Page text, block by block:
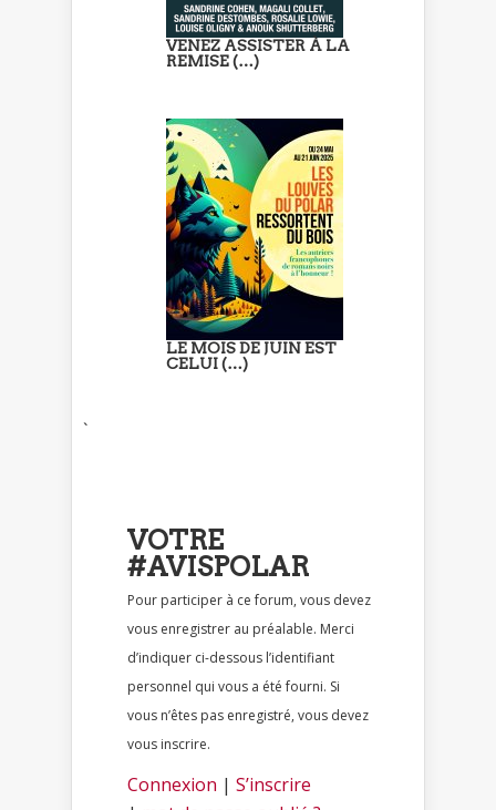
VENEZ ASSISTER À LA
REMISE (…)
LE MOIS DE JUIN EST
CELUI (…)
`
VOTRE
#AVISPOLAR
Pour participer à ce forum, vous devez
vous enregistrer au préalable. Merci
d’indiquer ci-dessous l’identifiant
personnel qui vous a été fourni. Si
vous n’êtes pas enregistré, vous devez
vous inscrire.
Connexion | S’inscrire